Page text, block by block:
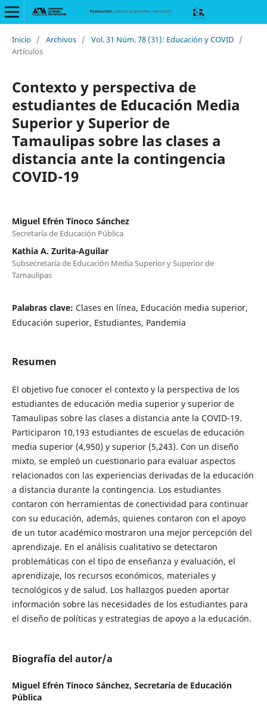
Inicio / Archivos / Vol. 31 Núm. 78 (31): Educación y COVID /
Artículos
Contexto y perspectiva de
estudiantes de Educación Media
Superior y Superior de
Tamaulipas sobre las clases a
distancia ante la contingencia
COVID-19
Miguel Efrén Tinoco Sánchez
Secretaría de Educación Pública
Kathia A. Zurita-Aguilar
Subsecretaría de Educación Media Superior y Superior de
Tamaulipas
Palabras clave: Clases en línea, Educación media superior,
Educación superior, Estudiantes, Pandemia
Resumen
El objetivo fue conocer el contexto y la perspectiva de los
estudiantes de educación media superior y superior de
Tamaulipas sobre las clases a distancia ante la COVID-19.
Participaron 10,193 estudiantes de escuelas de educación
media superior (4,950) y superior (5,243). Con un diseño
mixto, se empleó un cuestionario para evaluar aspectos
relacionados con las experiencias derivadas de la educación
a distancia durante la contingencia. Los estudiantes
contaron con herramientas de conectividad para continuar
con su educación, además, quienes contaron con el apoyo
de un tutor académico mostraron una mejor percepción del
aprendizaje. En el análisis cualitativo se detectaron
problemáticas con el tipo de enseñanza y evaluación, el
aprendizaje, los recursos económicos, materiales y
tecnológicos y de salud. Los hallazgos pueden aportar
información sobre las necesidades de los estudiantes para
el diseño de políticas y estrategias de apoyo a la educación.
Biografía del autor/a
Miguel Efrén Tinoco Sánchez, Secretaría de Educación
Pública